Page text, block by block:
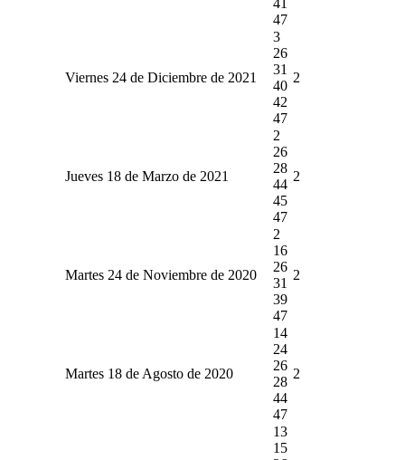
47
Viernes 24 de Diciembre de 2021
3
26
31
40
42
47
2
Jueves 18 de Marzo de 2021
2
26
28
44
45
47
2
Martes 24 de Noviembre de 2020
2
16
26
31
39
47
2
Martes 18 de Agosto de 2020
14
24
26
28
44
47
2
13
15